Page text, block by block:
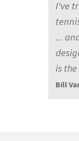
I've
...
is
Bill